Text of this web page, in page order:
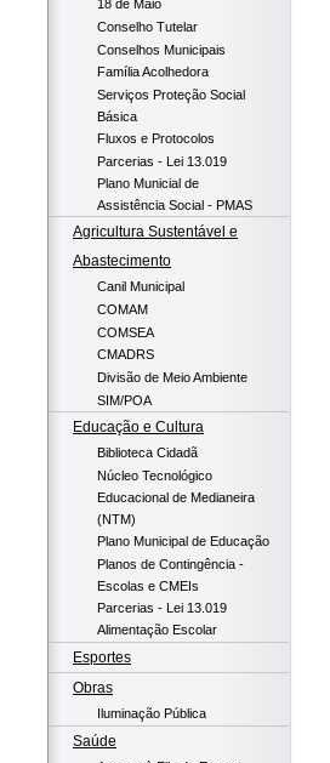
18 de Maio
Conselho Tutelar
Conselhos Municipais
Família Acolhedora
Serviços Proteção Social
Básica
Fluxos e Protocolos
Parcerias - Lei 13.019
Plano Municial de
Assistência Social - PMAS
Agricultura Sustentável e
Abastecimento
Canil Municipal
COMAM
COMSEA
CMADRS
Divisão de Meio Ambiente
SIM/POA
Educação e Cultura
Biblioteca Cidadã
Núcleo Tecnológico
Educacional de Medianeira
(NTM)
Plano Municipal de Educação
Planos de Contingência -
Escolas e CMEIs
Parcerias - Lei 13.019
Alimentação Escolar
Esportes
Obras
Iluminação Pública
Saúde